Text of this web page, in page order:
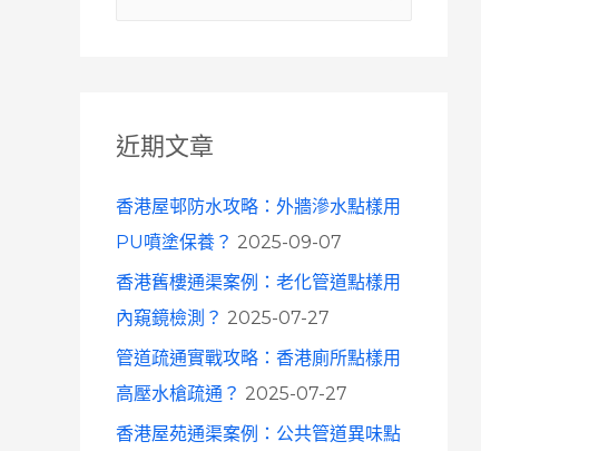
h
近期文章
香港屋邨防水攻略：外牆滲水點樣用
PU噴塗保養？ 2025-09-07
香港舊樓通渠案例：老化管道點樣用
內窺鏡檢測？ 2025-07-27
管道疏通實戰攻略：香港廁所點樣用
高壓水槍疏通？ 2025-07-27
香港屋苑通渠案例：公共管道異味點